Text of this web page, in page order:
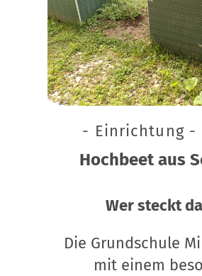
- Einrichtung -
Hochbeet aus
Wer steckt
Die Grundschule
mit einem